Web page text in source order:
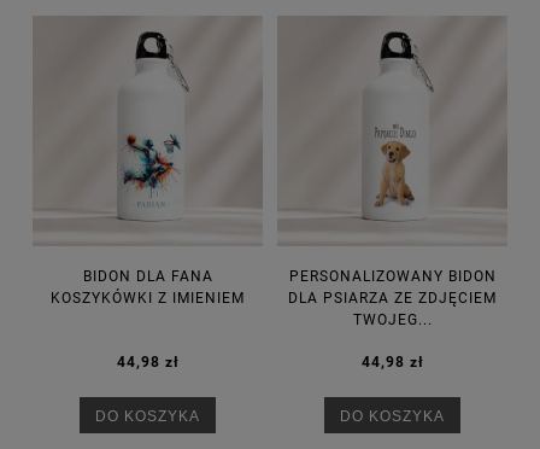
BIDON DLA FANA
KOSZYKÓWKI Z IMIENIEM
44,98 zł
DO KOSZYKA
PERSONALIZOWANY BIDON
DLA PSIARZA ZE ZDJĘCIEM
TWOJEG...
44,98 zł
DO KOSZYKA